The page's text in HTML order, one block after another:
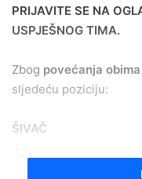
PRIJAVITE SE NA
USPJEŠNOG TIMA.
Zbog povećanja obima
sljedeću poziciju:
ŠIVAČ